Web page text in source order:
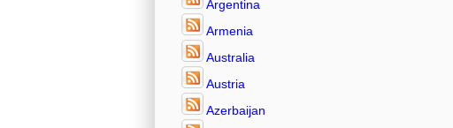
Argentina
Armenia
Australia
Austria
Azerbaijan